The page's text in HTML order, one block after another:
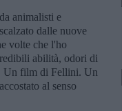
animalisti e
dalle nuove
volte che l'ho
abilità, odori di
Un film di Fellini. Un
al senso